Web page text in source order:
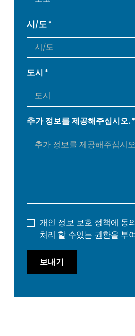
시/도
도시
추가 정보를 제공해주십시오.
개인 정보 보호 정책에 동
처리 할 수있는 권한을 부
보내기
DE
ES
PL
KO